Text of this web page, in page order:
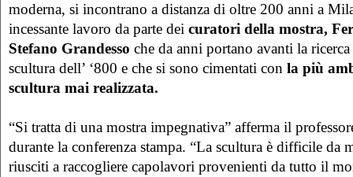
moderna, si incontrano a distanza di oltre 200 anni a
incessante lavoro da parte dei curatori della mostra,
Stefano Grandesso che da anni portano avanti la
scultura dell’ ‘800 e che si sono cimentati con la più
scultura mai realizzata.
“Si tratta di una mostra impegnativa” afferma il
durante la conferenza stampa. “La scultura è difficile da
riusciti a raccogliere capolavori provenienti da tutto il